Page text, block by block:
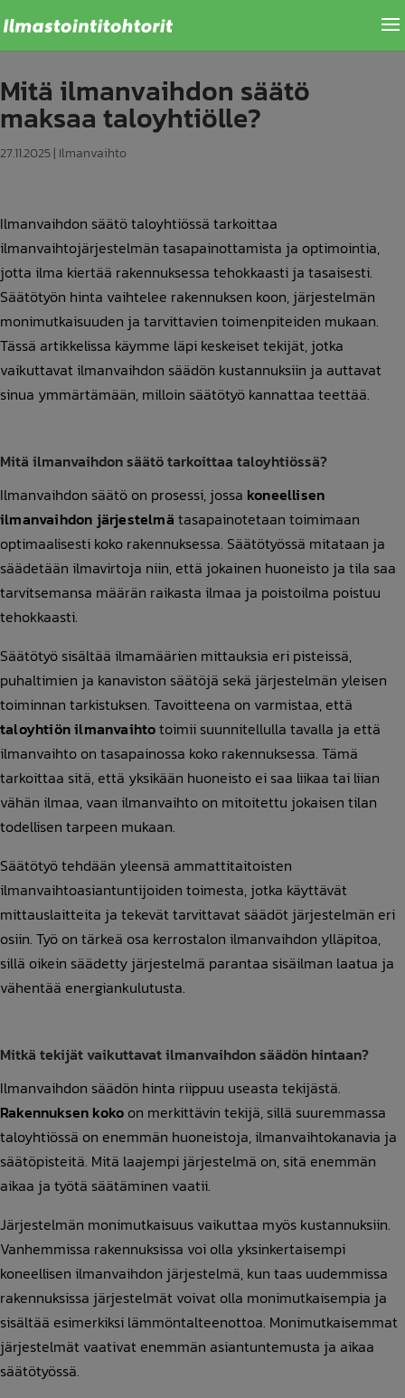
Mitä ilmanvaihdon säätö
maksaa taloyhtiölle?
27.11.2025| Ilmanvaihto
Ilmanvaihdon säätö taloyhtiössä tarkoittaa
ilmanvaihtojärjestelmän tasapainottamista ja optimointia,
jotta ilma kiertää rakennuksessa tehokkaasti ja tasaisesti.
Säätötyön hinta vaihtelee rakennuksen koon, järjestelmän
monimutkaisuuden ja tarvittavien toimenpiteiden mukaan.
Tässä artikkelissa käymme läpi keskeiset tekijät, jotka
vaikuttavat ilmanvaihdon säädön kustannuksiin ja auttavat
sinua ymmärtämään, milloin säätötyö kannattaa teettää.
Mitä ilmanvaihdon säätö tarkoittaa taloyhtiössä?
Ilmanvaihdon säätö on prosessi, jossa koneellisen
ilmanvaihdon järjestelmä tasapainotetaan toimimaan
optimaalisesti koko rakennuksessa. Säätötyössä mitataan ja
säädetään ilmavirtoja niin, että jokainen huoneisto ja tila saa
tarvitsemansa määrän raikasta ilmaa ja poistoilma poistuu
tehokkaasti.
Säätötyö sisältää ilmamäärien mittauksia eri pisteissä,
puhaltimien ja kanaviston säätöjä sekä järjestelmän yleisen
toiminnan tarkistuksen. Tavoitteena on varmistaa, että
taloyhtiön ilmanvaihtotoimii suunnitellulla tavalla ja että
ilmanvaihto on tasapainossa koko rakennuksessa. Tämä
tarkoittaa sitä, että yksikään huoneisto ei saa liikaa tai liian
vähän ilmaa, vaan ilmanvaihto on mitoitettu jokaisen tilan
todellisen tarpeen mukaan.
Säätötyö tehdään yleensä ammattitaitoisten
ilmanvaihtoasiantuntijoiden toimesta, jotka käyttävät
mittauslaitteita ja tekevät tarvittavat säädöt järjestelmän eri
osiin. Työ on tärkeä osa kerrostalon ilmanvaihdon ylläpitoa,
sillä oikein säädetty järjestelmä parantaa sisäilman laatua ja
vähentää energiankulutusta.
Mitkä tekijät vaikuttavat ilmanvaihdon säädön hintaan?
Ilmanvaihdon säädön hinta riippuu useasta tekijästä.
Rakennuksen koko on merkittävin tekijä, sillä suuremmassa
taloyhtiössä on enemmän huoneistoja, ilmanvaihtokanavia ja
säätöpisteitä. Mitä laajempi järjestelmä on, sitä enemmän
aikaa ja työtä säätäminen vaatii.
Järjestelmän monimutkaisuus vaikuttaa myös kustannuksiin.
Vanhemmissa rakennuksissa voi olla yksinkertaisempi
koneellisen ilmanvaihdon järjestelmä, kun taas uudemmissa
rakennuksissa järjestelmät voivat olla monimutkaisempia ja
sisältää esimerkiksi lämmöntalteenottoa. Monimutkaisemmat
järjestelmät vaativat enemmän asiantuntemusta ja aikaa
säätötyössä.